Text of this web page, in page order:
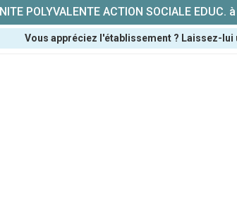
POLYVALENTE ACTION SOCIALE
Vous appréciez l'établissement ? Laissez-lui